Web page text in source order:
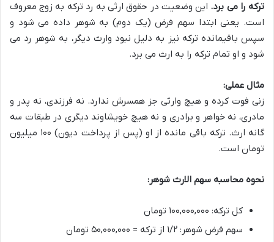
ترکه را می برد. این وضعیت در حقوق ارثی به رد ترکه به زوج معروف
است. یعنی ابتدا سهم فرض (یک دوم) به شوهر داده می شود و
سپس باقیمانده ترکه نیز به دلیل نبود وارث دیگر، به شوهر رد می
شود و او تمام ترکه را به ارث می برد.
مثال عملی:
زنی فوت کرده و هیچ وارثی جز همسرش ندارد. نه فرزندی، نه پدر و
مادری، نه خواهر و برادری و نه هیچ خویشاوند دیگری در طبقات سه
گانه ارث. ترکه باقی مانده از او (پس از پرداخت دیون) ۱۰۰ میلیون
تومان است.
نحوه محاسبه سهم الارث شوهر:
کل ترکه: ۱۰۰,۰۰۰,۰۰۰ تومان
سهم فرض شوهر: ۱/۲ از ترکه = ۵۰,۰۰۰,۰۰۰ تومان